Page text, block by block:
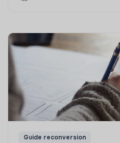
Guide reconversion